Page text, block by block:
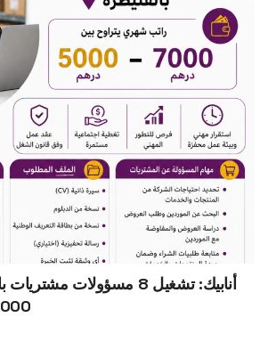
أنابيك: تشغيل 8 مسؤولات
5000 إلى